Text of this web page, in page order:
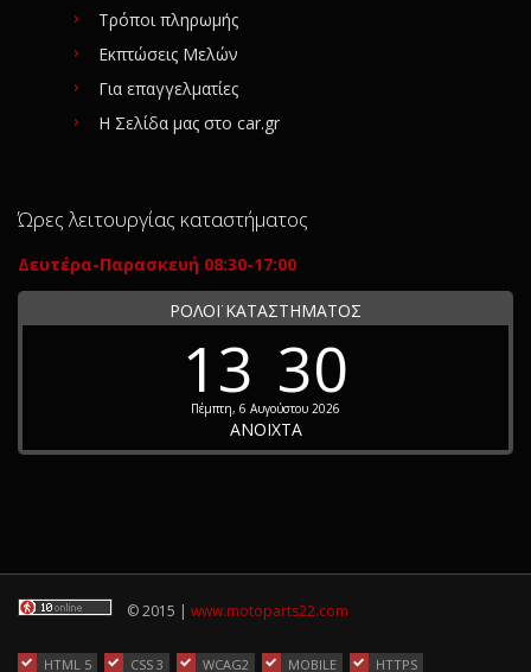
Τρόποι πληρωμής
Εκπτώσεις Μελών
Για επαγγελματίες
Η Σελίδα μας στο car.gr
Ώρες λειτουργίας καταστήματος
Δευτέρα-Παρασκευή 08:30-17:00
ΡΟΛΟΪ ΚΑΤΑΣΤΗΜΑΤΟΣ
13 30
Πέμπτη, 6 Αυγούστου 2026
ΑΝΟΙΧΤΑ
© 2015 | www.motoparts22.com
HTML 5 CSS 3 WCAG2 MOBILE HTTPS